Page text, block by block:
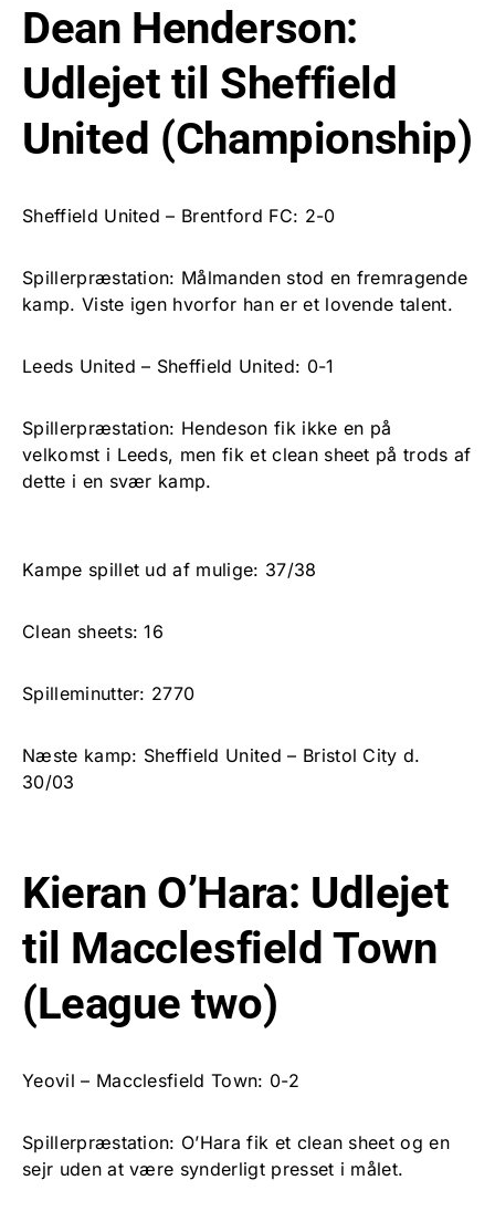
Dean Henderson:
Udlejet til Sheffield
United (Championship)
Sheffield United – Brentford FC: 2-0
Spillerpræstation: Målmanden stod en fremragende
kamp. Viste igen hvorfor han er et lovende talent.
Leeds United – Sheffield United: 0-1
Spillerpræstation: Hendeson fik ikke en på
velkomst i Leeds, men fik et clean sheet på trods af
dette i en svær kamp.
Kampe spillet ud af mulige: 37/38
Clean sheets: 16
Spilleminutter: 2770
Næste kamp: Sheffield United – Bristol City d.
30/03
Kieran O’Hara: Udlejet
til Macclesfield Town
(League two)
Yeovil – Macclesfield Town: 0-2
Spillerpræstation: O’Hara fik et clean sheet og en
sejr uden at være synderligt presset i målet.